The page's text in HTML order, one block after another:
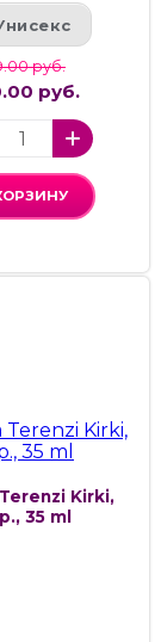
руб.
руб.
Kirki,
35 ml